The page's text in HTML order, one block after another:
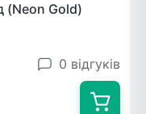
(Neon Gold)
0 відгуків